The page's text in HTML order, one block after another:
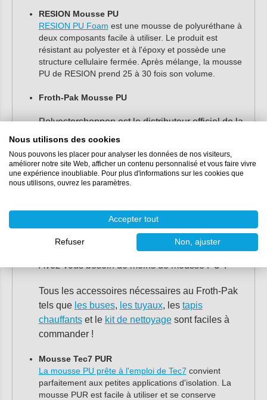
RESION Mousse PU
RESION PU Foam est une mousse de polyuréthane à
deux composants facile à utiliser. Le produit est
résistant au polyester et à l'époxy et possède une
structure cellulaire fermée. Après mélange, la mousse
PU de RESION prend 25 à 30 fois son volume.
Froth-Pak Mousse PU
Polyestershoppen est le distributeur officiel de la
mousse PUR Froth-Pak. Avec les ensembles
Dupont Froth-Pak, vous pouvez produire de la
mousse PU de la plus haute qualité de manière
simple et rapide. La mousse de PU pulvérisable
isolante a une valeur d'isolation très élevée et
est très facile à utiliser. Froth-Pak est disponible
grand ensemble de 400 ou 1400 litres.
Avez-vous besoin de moins de mousse PU ?
Tous les accessoires nécessaires au Froth-Pak
tels que les buses, les tuyaux, les tapis
chauffantset le kit de nettoyagesont faciles à
commander !
Mousse Tec7 PUR
La mousse PU prête à l'emploi de Tec7 convient
parfaitement aux petites applications d'isolation. La
mousse PUR est facile à utiliser et se conserve
Nous utilisons des cookies
Nous pouvons les placer pour analyser les données de nos visiteurs,
améliorer notre site Web, afficher un contenu personnalisé et vous faire vivre
une expérience inoubliable. Pour plus d'informations sur les cookies que
nous utilisons, ouvrez les paramètres.
Accepter tout
Refuser Non, ajuster